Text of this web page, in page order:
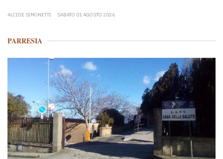
ALCIDE SIMONETTI SABATO 01 AGOSTO 2026
PARRESIA